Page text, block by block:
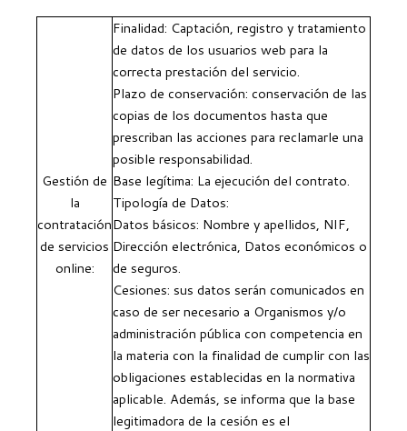
ACCÉS PRIVAT
SOLICITUD DE NOVA LLICÈNCIA
BUSCA EL TEU NÚMERO DE LLICÈNCIA
RENOVAR ALTRES LLICÈNCIES
LLICÈNCIES PER CLUB
CLUB DEL FEDERAT
TARGETA DEL FEDERAT
CERCAR
Gestión de
la
contratación
de servicios
online:
Finalidad: Captación, registro y tratamiento
de datos de los usuarios web para la
correcta prestación del servicio.
Plazo de conservación: conservación de las
copias de los documentos hasta que
prescriban las acciones para reclamarle una
posible responsabilidad.
Base legítima: La ejecución del contrato.
Tipología de Datos:
Datos básicos: Nombre y apellidos, NIF,
Dirección electrónica, Datos económicos o
de seguros.
Cesiones: sus datos serán comunicados en
caso de ser necesario a Organismos y/o
administración pública con competencia en
la materia con la finalidad de cumplir con las
obligaciones establecidas en la normativa
aplicable. Además, se informa que la base
legitimadora de la cesión es el